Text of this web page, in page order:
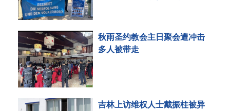
秋雨圣约教会主日聚会遭冲击
多人被带走
吉林上访维权人士戴振柱被异